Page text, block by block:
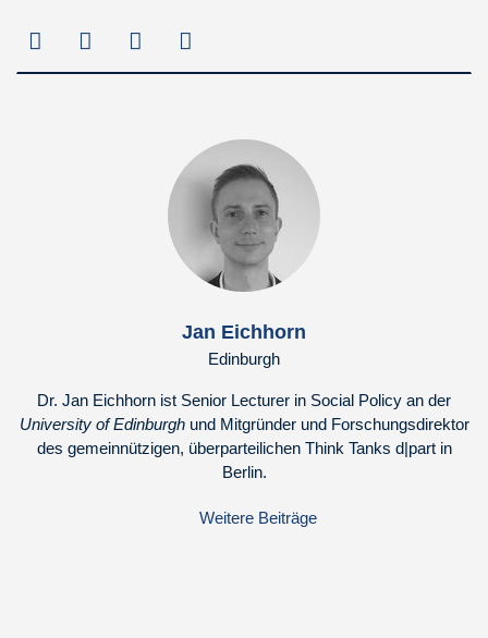
Jan Eichhorn
Edinburgh
Dr. Jan Eichhorn ist Senior Lecturer in Social Policy an der
University of Edinburghund Mitgründer und Forschungsdirektor
des gemeinnützigen, überparteilichen Think Tanks d|part in
Berlin.
Weitere Beiträge